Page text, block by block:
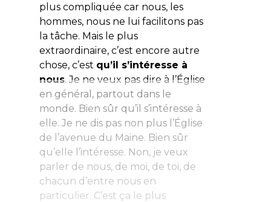
plus compliquée car nous, les
hommes, nous ne lui facilitons pas
la tâche. Mais le plus
extraordinaire, c’est encore autre
chose, c’est qu’il s’intéresse à
nous. Je ne veux pas dire à l’Église
en général, partout dans le
monde. Bien sûr qu’il s’intéresse à
elle. Je ne dis pas non plus l’Église
de l’avenue du Maine. Bien sûr
qu’elle l’intéresse. Non, je veux
parler de nous, de moi, de toi, de
chacun d’entre nous en
particulier. C’est ça le plus